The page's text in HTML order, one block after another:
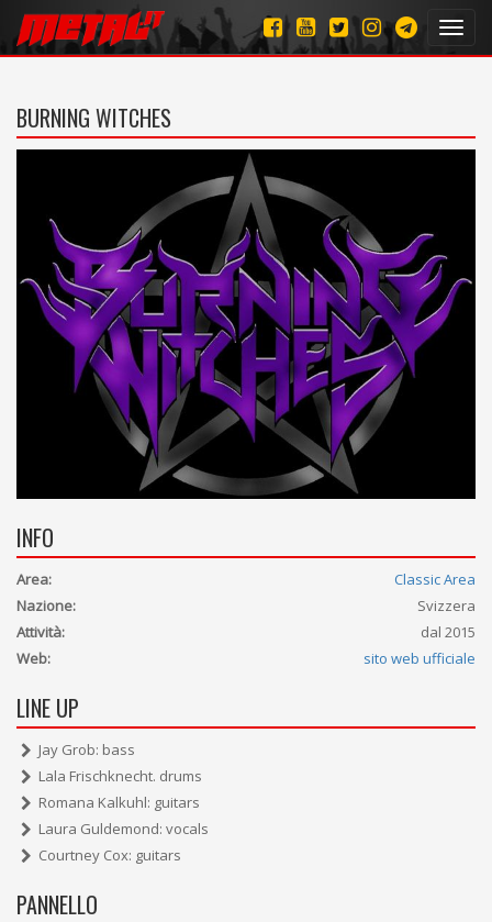
BURNING WITCHES
INFO
Area:
Classic Area
Nazione:
Svizzera
Attività:
dal 2015
Web:
sito web ufficiale
LINE UP
Jay Grob: bass
Lala Frischknecht. drums
Romana Kalkuhl: guitars
Laura Guldemond: vocals
Courtney Cox: guitars
PANNELLO